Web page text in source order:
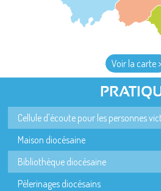
Voir la carte >
Cellule d'écoute pour les personnes
Maison diocésaine
Bibliothèque diocésaine
Pèlerinages diocésains